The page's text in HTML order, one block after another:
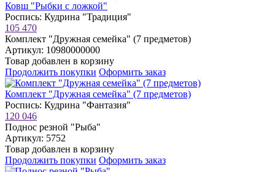
Ковш "Рыбки с ложкой"
Роспись: Кудрина "Традиция"
105 470
Комплект "Дружная семейка" (7 предметов)
Артикул: 10980000000
Товар добавлен в корзину
Продолжить покупки Оформить заказ
Комплект "Дружная семейка" (7 предметов)
Роспись: Кудрина "Фантазия"
120 046
Поднос резной "Рыба"
Артикул: 5752
Товар добавлен в корзину
Продолжить покупки Оформить заказ